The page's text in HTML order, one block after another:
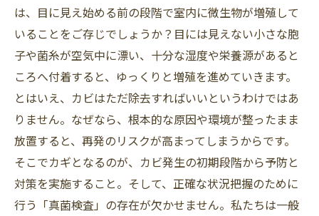
は、目に見え始める前の段階で室内に微生物が増殖して
いることをご存じでしょうか？目には見えない小さな胞
子や菌糸が空気中に漂い、十分な湿度や栄養源があると
ころへ付着すると、ゆっくりと増殖を進めていきます。
とはいえ、カビはただ除去すればいいというわけではあ
りません。なぜなら、根本的な原因や環境が整ったまま
放置すると、再発のリスクが高まってしまうからです。
そこでカギとなるのが、カビ発生の初期段階から予防と
対策を実施すること。そして、正確な状況把握のために
行う「真菌検査」の存在が欠かせません。私たちは一般